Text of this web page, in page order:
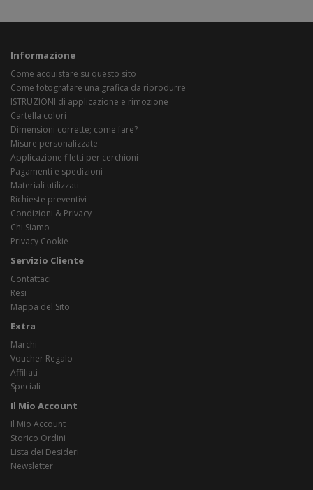
Informazione
Come acquistare su questo sito
Come fotografare una grafica da riprodurre
ISTRUZIONI di applicazione e rimozione
Cartella colori
Dimensioni corrette; come fare?
Misure personalizzate
Applicazione filetti per cerchioni
Pagamenti e spedizioni
Materiali utilizzati
Richieste preventivi
Condizioni & Privacy
Chi Siamo
Privacy Cookie
Servizio Cliente
Contattaci
Resi
Mappa del Sito
Extra
Marchi
Voucher Regalo
Affiliati
Speciali
Il Mio Account
Il Mio Account
Storico Ordini
Lista dei Desideri
Newsletter